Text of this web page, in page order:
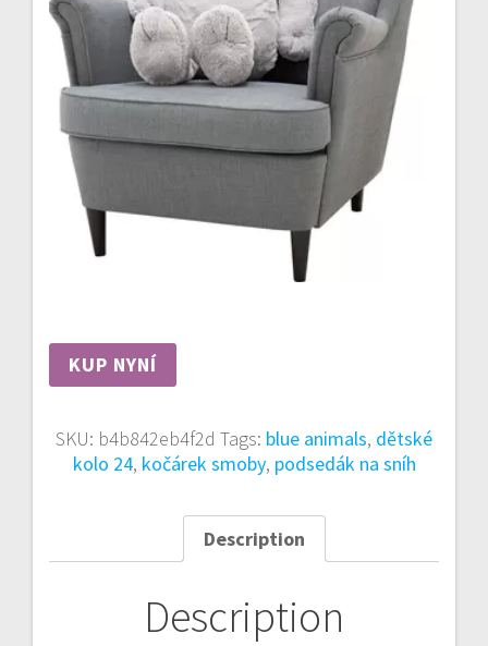
KUP NYNÍ
SKU: b4b842eb4f2d Tags: blue animals, dětské
kolo 24, kočárek smoby, podsedák na sníh
Description
Description